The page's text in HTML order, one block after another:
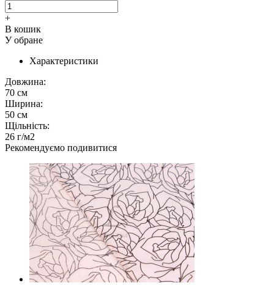
+
В кошик
У обране
Характеристики
Довжина:
70 см
Ширина:
50 см
Щільність:
26 г/м2
Рекомендуємо подивитися